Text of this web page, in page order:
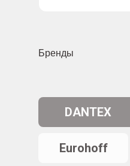
Бренды
Eurohoff
DANTEX